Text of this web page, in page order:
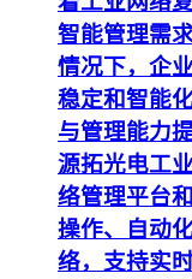
智能管理需
情况下，企
稳定和智能
与管理能力
源拓光电工
络管理平台
操作、自动
络，支持实